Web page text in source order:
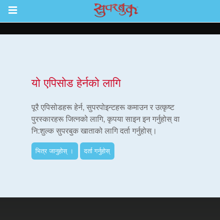
Return to Content
सुपरबुक बाइबल एप
यो एपिसोड हेर्नको लागि
पूरै एपिसोडहरू हेर्न, सुपरपोइन्टहरू कमाउन र उत्कृष्ट
पुरस्कारहरू जित्नको लागि, कृपया साइन इन गर्नुहोस् वा
नि:शुल्क सुपरबुक खाताको लागि दर्ता गर्नुहोस्।
भित्र जानुहोस् । दर्ता गर्नुहोस्